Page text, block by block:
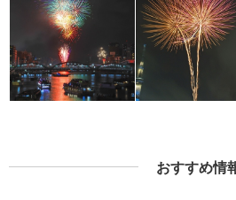
おすすめ情